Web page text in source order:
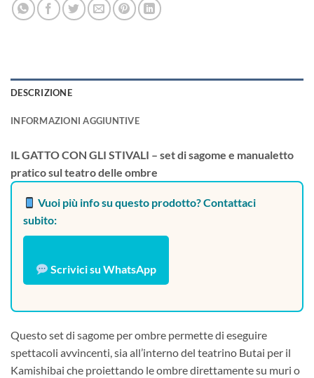
DESCRIZIONE
INFORMAZIONI AGGIUNTIVE
IL GATTO CON GLI STIVALI – set di sagome e manualetto
pratico sul teatro delle ombre
Vuoi più info su questo prodotto? Contattaci
subito:
Scrivici su WhatsApp
Questo set di sagome per ombre permette di eseguire
spettacoli avvincenti, sia all’interno del teatrino Butai per il
Kamishibai che proiettando le ombre direttamente su muri o